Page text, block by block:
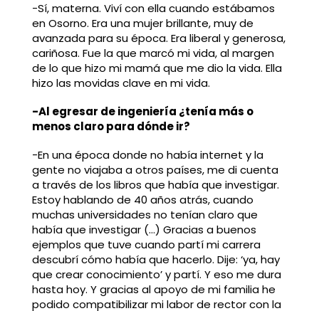
-Sí, materna. Viví con ella cuando estábamos
en Osorno. Era una mujer brillante, muy de
avanzada para su época. Era liberal y generosa,
cariñosa. Fue la que marcó mi vida, al margen
de lo que hizo mi mamá que me dio la vida. Ella
hizo las movidas clave en mi vida.
-Al egresar de ingeniería ¿tenía más o
menos claro para dónde ir?
-En una época donde no había internet y la
gente no viajaba a otros países, me di cuenta
a través de los libros que había que investigar.
Estoy hablando de 40 años atrás, cuando
muchas universidades no tenían claro que
había que investigar (…) Gracias a buenos
ejemplos que tuve cuando partí mi carrera
descubrí cómo había que hacerlo. Dije: ‘ya, hay
que crear conocimiento’ y partí. Y eso me dura
hasta hoy. Y gracias al apoyo de mi familia he
podido compatibilizar mi labor de rector con la